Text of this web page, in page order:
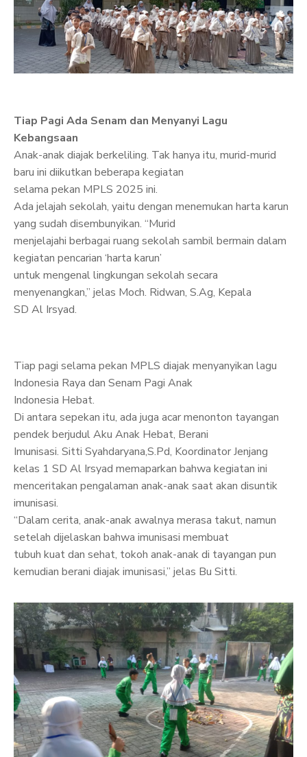
Tiap Pagi Ada Senam dan Menyanyi Lagu
Kebangsaan
Anak-anak diajak berkeliling. Tak hanya itu, murid-murid
baru ini diikutkan beberapa kegiatan
selama pekan MPLS 2025 ini.
Ada jelajah sekolah, yaitu dengan menemukan harta karun
yang sudah disembunyikan. “Murid
menjelajahi berbagai ruang sekolah sambil bermain dalam
kegiatan pencarian ‘harta karun’
untuk mengenal lingkungan sekolah secara
menyenangkan,” jelas Moch. Ridwan, S.Ag, Kepala
SD Al Irsyad.
Tiap pagi selama pekan MPLS diajak menyanyikan lagu
Indonesia Raya dan Senam Pagi Anak
Indonesia Hebat.
Di antara sepekan itu, ada juga acar menonton tayangan
pendek berjudul Aku Anak Hebat, Berani
Imunisasi. Sitti Syahdaryana,S.Pd, Koordinator Jenjang
kelas 1 SD Al Irsyad memaparkan bahwa kegiatan ini
menceritakan pengalaman anak-anak saat akan disuntik
imunisasi.
“Dalam cerita, anak-anak awalnya merasa takut, namun
setelah dijelaskan bahwa imunisasi membuat
tubuh kuat dan sehat, tokoh anak-anak di tayangan pun
kemudian berani diajak imunisasi,” jelas Bu Sitti.